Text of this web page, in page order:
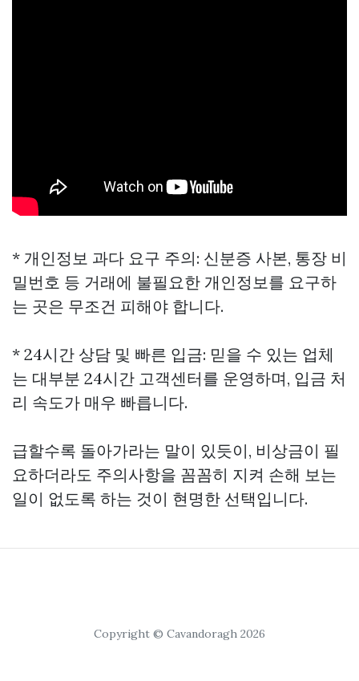
* 개인정보 과다 요구 주의: 신분증 사본, 통장 비
밀번호 등 거래에 불필요한 개인정보를 요구하
는 곳은 무조건 피해야 합니다.
* 24시간 상담 및 빠른 입금: 믿을 수 있는 업체
는 대부분 24시간 고객센터를 운영하며, 입금 처
리 속도가 매우 빠릅니다.
급할수록 돌아가라는 말이 있듯이, 비상금이 필
요하더라도 주의사항을 꼼꼼히 지켜 손해 보는
일이 없도록 하는 것이 현명한 선택입니다.
Copyright © Cavandoragh 2026